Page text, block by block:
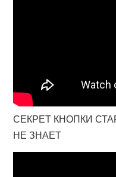
СЕКРЕТ КНОПКИ
НЕ ЗНАЕТ